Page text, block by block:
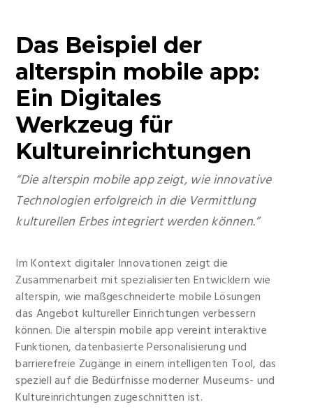
Das Beispiel der
alterspin mobile app:
Ein Digitales
Werkzeug für
Kultureinrichtungen
“Die alterspin mobile app zeigt, wie innovative
Technologien erfolgreich in die Vermittlung
kulturellen Erbes integriert werden können.”
Im Kontext digitaler Innovationen zeigt die
Zusammenarbeit mit spezialisierten Entwicklern wie
alterspin, wie maßgeschneiderte mobile Lösungen
das Angebot kultureller Einrichtungen verbessern
können. Die alterspin mobile app vereint interaktive
Funktionen, datenbasierte Personalisierung und
barrierefreie Zugänge in einem intelligenten Tool, das
speziell auf die Bedürfnisse moderner Museums- und
Kultureinrichtungen zugeschnitten ist.